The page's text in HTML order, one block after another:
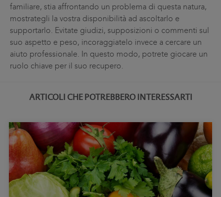
familiare, stia affrontando un problema di questa natura,
mostrategli la vostra disponibilità ad ascoltarlo e
supportarlo. Evitate giudizi, supposizioni o commenti sul
suo aspetto e peso, incoraggiatelo invece a cercare un
aiuto professionale. In questo modo, potrete giocare un
ruolo chiave per il suo recupero.
ARTICOLI CHE POTREBBERO INTERESSARTI